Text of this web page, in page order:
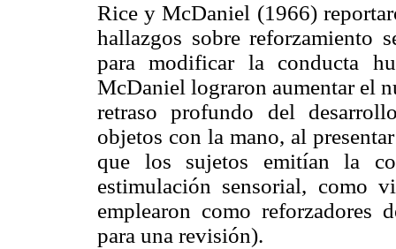
Rice y McDaniel (1966)
hallazgos sobre reforzamiento
para modificar la conducta
McDaniel lograron aumentar el
retraso profundo del
objetos con la mano, al
que los sujetos emitían la
estimulación sensorial, como
emplearon como reforzadores
para una revisión).